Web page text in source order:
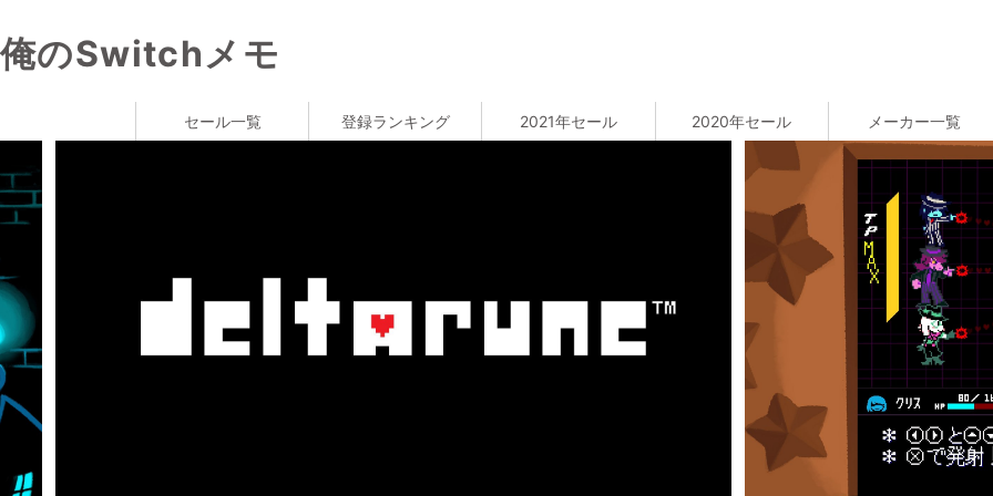
俺のSwitchメモ
セール一覧 登録ランキング 2021年セール 2020年セール メーカー一覧